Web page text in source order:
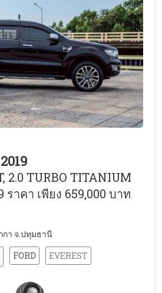
2.0 TURBO TITANIUM
ราคา เพียง 659,000 บาท
กา จ.ปทุมธานี
FORD EVEREST